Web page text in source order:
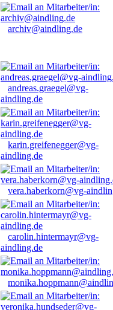
archiv@aindling.de
andreas.graegel@vg-
aindling.de
karin.greifenegger@vg-
aindling.de
vera.haberkorn@vg-
carolin.hintermayr@vg-
aindling.de